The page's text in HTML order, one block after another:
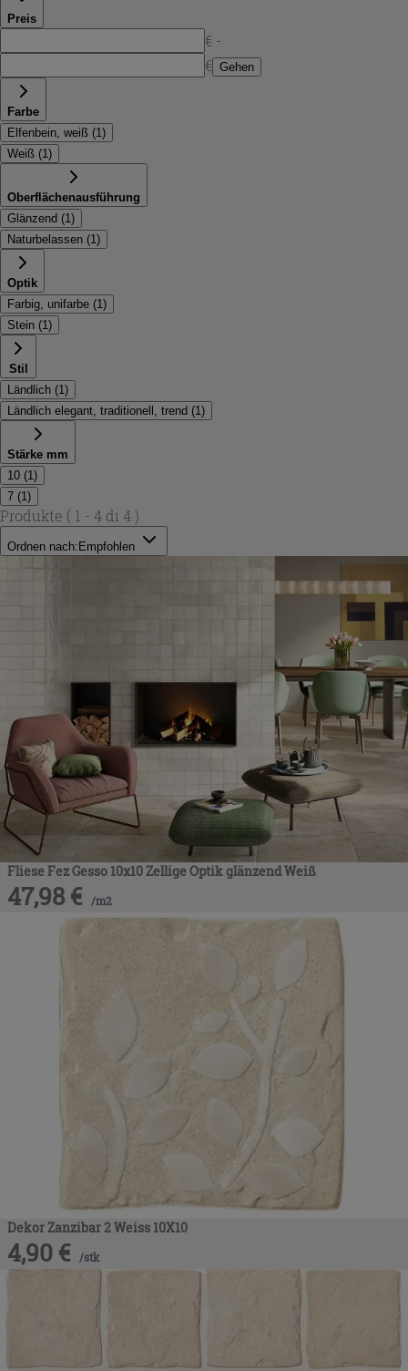
Preis
€ -
€ Gehen
Farbe
Elfenbein, weiß (1 )
Weiß (1 )
Oberflächenausführung
Glänzend (1 )
Naturbelassen (1 )
Optik
Farbig, unifarbe (1 )
Stein (1 )
Stil
Ländlich (1 )
Ländlich elegant, traditionell, trend (1 )
Stärke mm
10 (1 )
7 (1 )
Produkte ( 1 - 4 di 4 )
Ordnen nach: Empfohlen
Fliese Fez Gesso 10x10 Zellige Optik glänzend Weiß
47,98 € /m2
Dekor Zanzibar 2 Weiss 10X10
4,90 € /stk